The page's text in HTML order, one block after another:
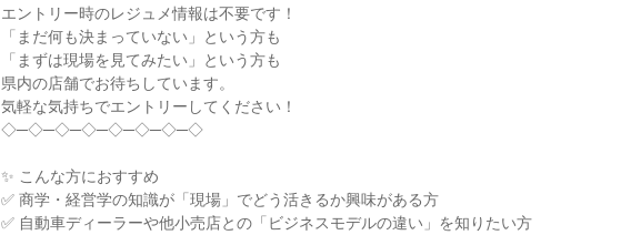
エントリー時のレジュメ情報は不要です！
「まだ何も決まっていない」という方も
「まずは現場を見てみたい」という方も
県内の店舗でお待ちしています。
気軽な気持ちでエントリーしてください！
◇─◇─◇─◇─◇─◇─◇─◇
✨ こんな方におすすめ
✅ 商学・経営学の知識が「現場」でどう活きるか興味がある方
✅ 自動車ディーラーや他小売店との「ビジネスモデルの違い」を知りたい方